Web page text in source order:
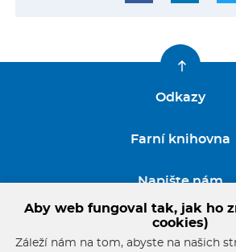
Odkazy
Farní knihovna
Napište nám
GDPR
Aby web fungoval tak, jak ho
cookies)
Záleží nám na tom, abyste na našich